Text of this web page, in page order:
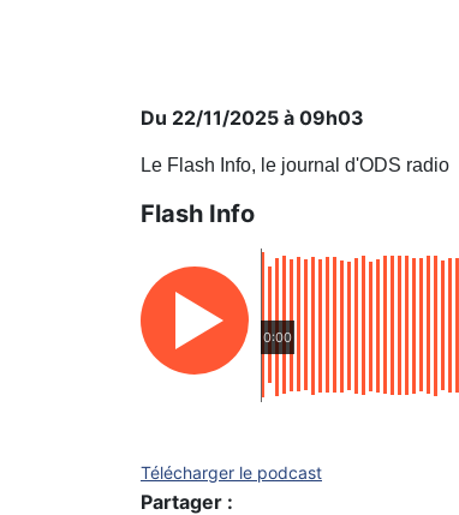
Du 22/11/2025 à 09h03
Le Flash Info, le journal d'ODS radio
Flash Info
0:00
Télécharger le podcast
Partager :